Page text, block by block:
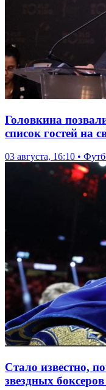
Головкина
список гостей на
03 августа, 16:10 •
Стало известно,
звездных